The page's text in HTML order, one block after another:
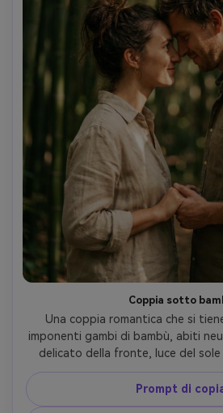
Coppia sotto
Una coppia romantica che si
imponenti gambi di bambù, abiti
delicato della fronte, luce del sole
capelli, bokeh di sfondo di linee
scattato su Nikon Z8, 85mm f/1.8,
toni naturali caldi con verdi ricchi,
Prompt di